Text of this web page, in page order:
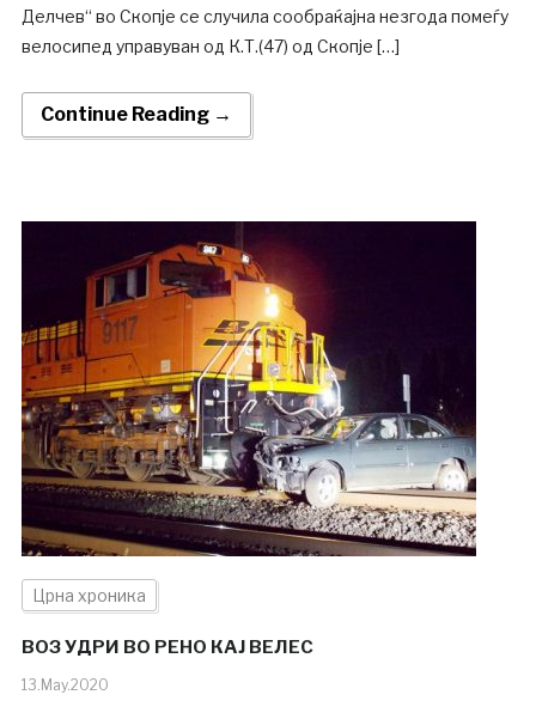
Делчев“ во Скопје се случила сообраќајна незгода помеѓу
велосипед управуван од К.Т.(47) од Скопје […]
Continue Reading →
Црна хроника
ВОЗ УДРИ ВО РЕНО КАЈ ВЕЛЕС
13.May.2020